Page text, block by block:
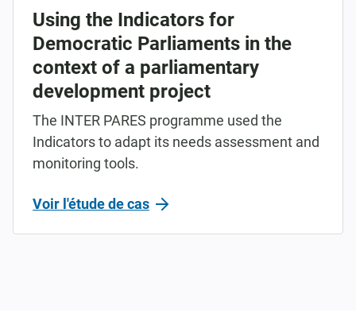
Using the Indicators for
Democratic Parliaments in the
context of a parliamentary
development project
The INTER PARES programme used the
Indicators to adapt its needs assessment and
monitoring tools.
Voir l'étude de cas